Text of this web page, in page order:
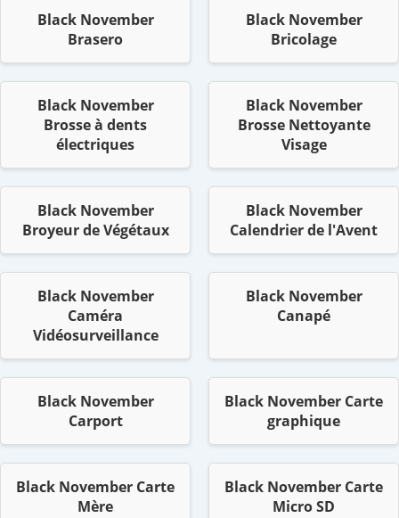
Black November
Brasero
Black November
Bricolage
Black November
Brosse à dents
électriques
Black November
Brosse Nettoyante
Visage
Black November
Broyeur de Végétaux
Black November
Calendrier de l'Avent
Black November
Caméra
Vidéosurveillance
Black November
Canapé
Black November
Carport
Black November Carte
graphique
Black November Carte
Mère
Black November Carte
Micro SD